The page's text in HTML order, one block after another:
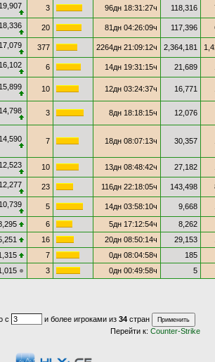
19,907 3 96дн 18:31:27ч 118,316
18,336 20 81дн 04:26:09ч 117,396
17,079 377 2264дн 21:09:12ч 2,364,181
16,102 6 14дн 19:31:15ч 21,689
15,899 10 12дн 03:24:37ч 16,771
14,798 3 8дн 18:18:15ч 12,076
14,590 7 18дн 08:07:13ч 30,357
12,523 10 13дн 08:48:42ч 27,182
12,277 23 116дн 22:18:05ч 143,498
10,739 5 14дн 03:58:10ч 9,668
6 5дн 17:12:54ч
8,262
16 20дн 08:50:14ч 29,153
7 0дн 08:04:58ч
185
3 0дн 00:49:58ч 5
с и более игроками из 34стран
Перейти к:Counter-Strike